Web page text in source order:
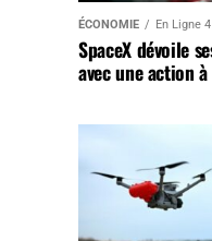
ÉCONOMIE En Ligne
SpaceX dévoile
avec une action